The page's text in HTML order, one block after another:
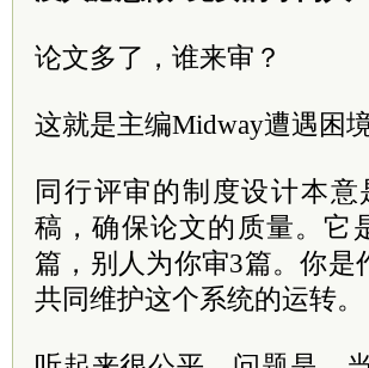
论文多了，谁来审？
这就是主编Midway遭遇困
同行评审的制度设计本
稿，确保论文的质量。它
篇，别人为你审3篇。你
共同维护这个系统的运转。